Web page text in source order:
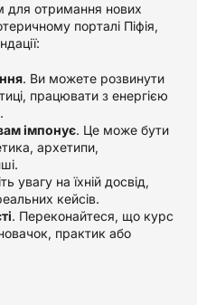
для отримання нових
порталі Піфія,
. Ви можете розвинути
працювати з енергією
імпонує. Це може бути
архетипи,
увагу на їхній досвід,
кейсів.
. Переконайтеся, що курс
практик або